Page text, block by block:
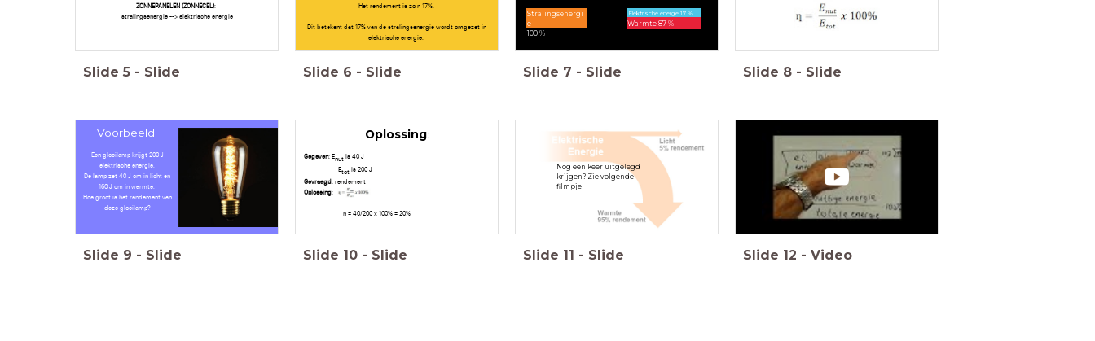
ZONNEPANELEN (ZONNECEL):
stralingsenergie --> elektrische energie
Slide 5 - Slide
Het rendement is zo'n 17%.
Dit betekent dat 17% van de stralingsenergie wordt omgezet in
elektrische energie.
Slide 6 - Slide
Stralingsenergi
e
100 %
Elektrische energie 17 %
Warmte 87 %
Slide 7 - Slide Slide 8 - Slide
Voorbeeld:
Een gloeilamp krijgt 200 J
elektrische energie.
De lamp zet 40 J om in licht en
160 J om in warmte.
Hoe groot is het rendement van
deze gloeilamp?
Slide 9 - Slide
Oplossing:
Gegeven: Enutis 40 J
Etot is 200 J
Gevraagd: rendement
Oplossing:
n = 40/200 x 100% = 20%
Slide 10 - Slide
Nog een keer uitgelegd
krijgen? Zie volgende
filmpje
Slide 11 - Slide Slide 12 - Video